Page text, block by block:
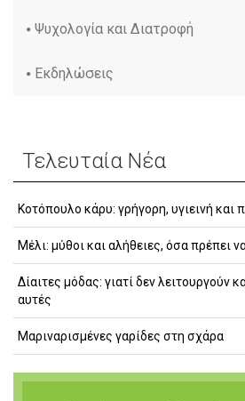
Ψυχολογία και Διατροφή
Εκδηλώσεις
Τελευταία Νέα
Κοτόπουλο κάρυ: γρήγορη, υγιεινή και
Μέλι: μύθοι και αλήθειες, όσα πρέπει
Δίαιτες μόδας: γιατί δεν λειτουργούν
αυτές
Μαριναρισμένες γαρίδες στη σχάρα